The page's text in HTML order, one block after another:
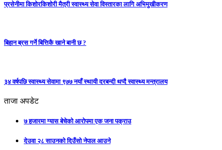
प्रसेनीमा किशोरकिशोरी मैत्री स्वास्थ्य सेवा विस्तारका लागि अभिमुखीकरण
बिहान ब्रस गर्ने बित्तिकै खाने बानी छ ?
३४ वर्षपछि स्वास्थ्य सेवामा ९७७ नयाँ स्थायी दरबन्दी थप्दै स्वास्थ्य मन्त्रालय
ताजा अपडेट
७ हजारमा ग्यास बेचेको आरोपमा एक जना पक्राउ
देउवा २८ साउनको दिउँसो नेपाल आउने